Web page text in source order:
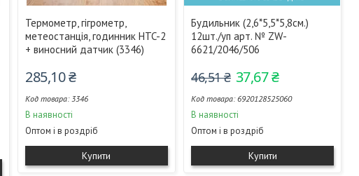
Термометр, гігрометр,
метеостанція, годинник HTC-2
+ виносний датчик (3346)
285,10 ₴
3346
В наявності
Оптом і в роздріб
Купити
Будильник (2,6*5,5*5,8см.)
12шт./уп арт. № ZW-
6621/2046/506
46,51 ₴ 37,67 ₴
6920128525060
В наявності
Оптом і в роздріб
Купити